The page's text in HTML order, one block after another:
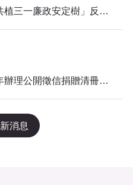
115年新北市政府警察局「共植三一廉政安定樹」反貪倡廉有獎徵答得獎名單公告
本局公共關係室115年上半年辦理公開徵信捐贈清冊及明細表，依公益勸募條例公告。
消息